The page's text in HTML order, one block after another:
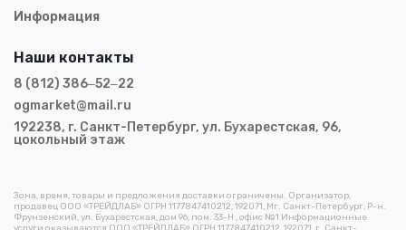
Информация
Зона, время, товары и предложения доставки ограничены. Организатор,
продавец ООО «ТРЕЙДЛАБ» ОГРН 1177847410212, 192071, Мг. Санкт-Петербург, Р-н.
Фрунзенский, ул. Бухарестская, дом 96, пом. 33-Н , офис №1 Информационные
Наши контакты
8 (812) 386‒52‒22
ogmarket@mail.ru
192238, г. Санкт-Петербург, ул. Бухарестская, 96,
цокольный этаж